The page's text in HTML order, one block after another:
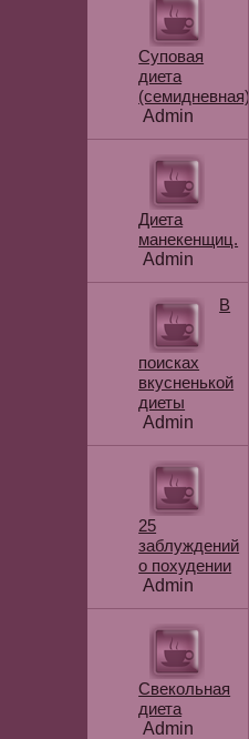
Суповая
диета
(семидневная)
Admin
Диета
манекенщиц.
Admin
В
поисках
вкусненькой
диеты
Admin
25
заблуждений
о похудении
Admin
Свекольная
диета
Admin